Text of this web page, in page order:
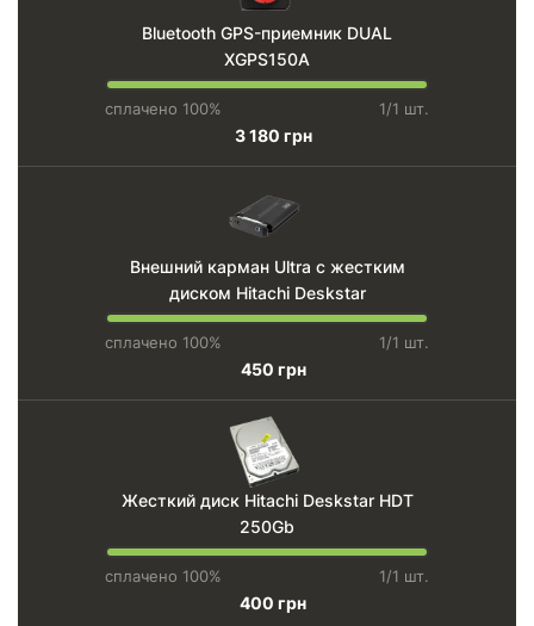
Bluetooth GPS-приемник DUAL
XGPS150A
сплачено 100% 1/1 шт.
3 180 грн
Внешний карман Ultra с жестким
диском Hitachi Deskstar
сплачено 100% 1/1 шт.
450 грн
Жесткий диск Hitachi Deskstar HDT
250Gb
сплачено 100% 1/1 шт.
400 грн